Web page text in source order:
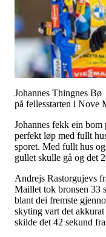
Johannes Thingnes
på fellesstarten i Nove
Johannes fekk ein bom
perfekt løp med fullt
sporet. Med fullt hus
gullet skulle gå og det
Andrejs Rastorgujevs
Maillet tok bronsen 33
blant dei fremste
skyting vart det
skilde det 42 sekund